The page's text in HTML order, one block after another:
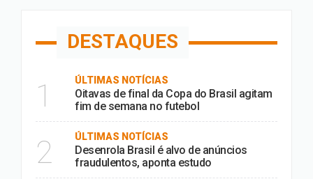
DESTAQUES
1 ÚLTIMAS NOTÍCIAS
Oitavas de final da Copa do Brasil agitam
fim de semana no futebol
2 ÚLTIMAS NOTÍCIAS
Desenrola Brasil é alvo de anúncios
fraudulentos, aponta estudo